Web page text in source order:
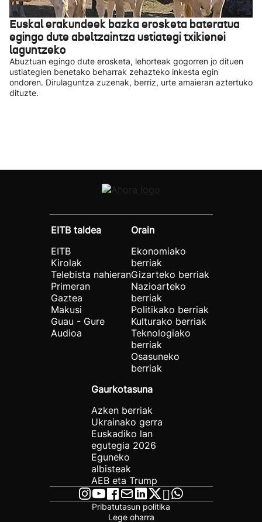
Euskal erakundeek bazka erosketa bateratua
egingo dute abeltzaintza ustiategi txikienei
laguntzeko
Abuztuan egingo dute erosketa, lehorteak gogorren jo dituen
ustiategien benetako beharrak zehazteko inkesta egin
ondoren. Dirulaguntza zuzenak, berriz, urte amaieran aztertuko
dituzte.
EITB taldea
EITB
Kirolak
Telebista nahieran
Primeran
Gaztea
Makusi
Guau - Gure
Audioa
Orain
Ekonomiako
berriak
Gizarteko berriak
Nazioarteko
berriak
Politikako berriak
Kulturako berriak
Teknologiako
berriak
Osasuneko
berriak
Gaurkotasuna
Azken berriak
Ukrainako gerra
Euskadiko lan
egutegia 2026
Eguneko
albisteak
AEB eta Trump
Pribatutasun politika
Lege oharra